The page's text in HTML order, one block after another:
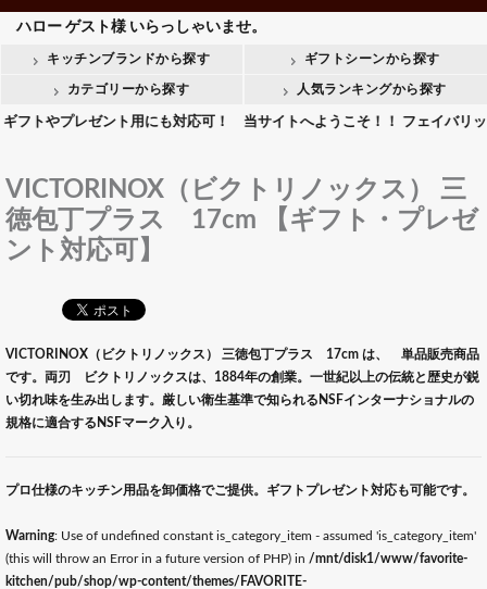
ハロー ゲスト様いらっしゃいませ。
キッチンブランドから探す ギフトシーンから探す
カテゴリーから探す 人気ランキングから探す
やプレゼント用にも対応可！ 当サイトへようこそ！！ フェイバリッ
VICTORINOX（ビクトリノックス） 三
徳包丁プラス 17cm 【ギフト・プレゼ
ント対応可】
VICTORINOX（ビクトリノックス） 三徳包丁プラス 17cm は、 単品販売商品
です。両刃 ビクトリノックスは、1884年の創業。一世紀以上の伝統と歴史が鋭
い切れ味を生み出します。厳しい衛生基準で知られるNSFインターナショナルの
規格に適合するNSFマーク入り。
プロ仕様のキッチン用品を卸価格でご提供。ギフトプレゼント対応も可能です。
Warning: Use of undefined constant is_category_item - assumed 'is_category_item'
(this will throw an Error in a future version of PHP) in /mnt/disk1/www/favorite-
kitchen/pub/shop/wp-content/themes/FAVORITE-